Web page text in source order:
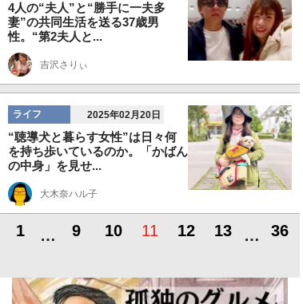
4人の“夫人”と“勝手に一夫多
妻”の共同生活を送る37歳男
性。“第2夫人と...
吉沢さりぃ
ライフ 2025年02月20日
“聴導犬と暮らす女性”は日々何
を持ち歩いているのか。「かばん
の中身」を見せ...
大木奈ハル子
1 … 9 10 11 12 13 … 36